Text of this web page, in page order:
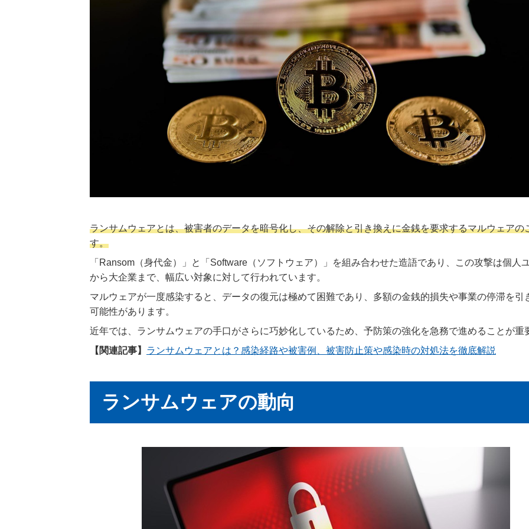
ランサムウェアとは、被害者のデータを暗号化し、その解除と引き換えに金銭を要求するマルウェアの
す。
「Ransom（身代金）」と「Software（ソフトウェア）」を組み合わせた造語であり、この攻撃は個人
から大企業まで、幅広い対象に対して行われています。
マルウェアが一度感染すると、データの復元は極めて困難であり、多額の金銭的損失や事業の停滞を引
可能性があります。
近年では、ランサムウェアの手口がさらに巧妙化しているため、予防策の強化を急務で進めることが重
【関連記事】 ランサムウェアとは？感染経路や被害例、被害防止策や感染時の対処法を徹底解説
ランサムウェアの動向